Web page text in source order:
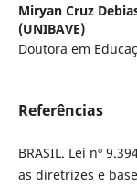
Miryan Cruz
(UNIBAVE)
Doutora em
Referências
BRASIL. Lei nº
as diretrizes e